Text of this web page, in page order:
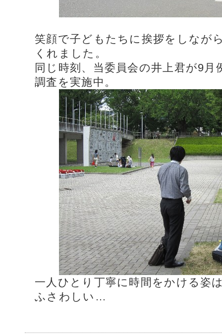
笑顔で子どもたちに挨拶をしなが
くれました。
同じ時刻、当委員会の井上君が9
調査を実施中。
一人ひとり丁寧に時間をかける姿
ふさわしい…